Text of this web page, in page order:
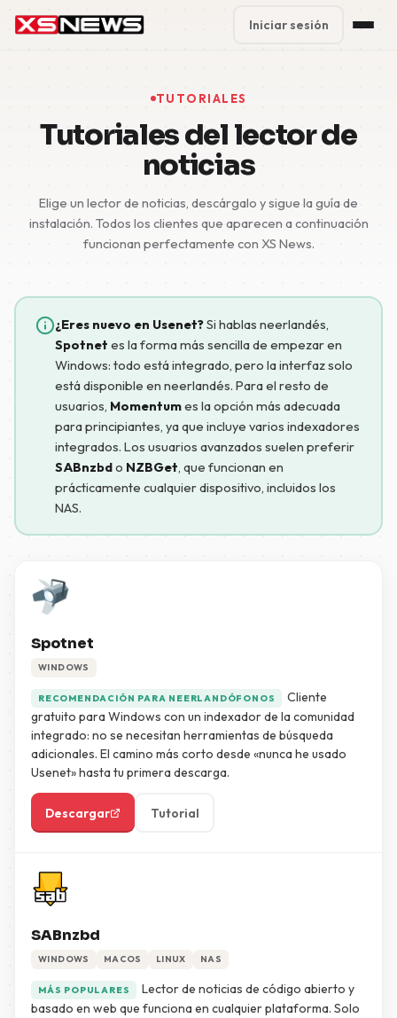
Block Accounts
Contact
5 Day Pass
Iniciar sesión
TUTORIALES
Tutoriales del lector de
noticias
Elige un lector de noticias, descárgalo y sigue la guía de
instalación. Todos los clientes que aparecen a continuación
funcionan perfectamente con XS News.
¿Eres nuevo en Usenet?Si hablas neerlandés,
Spotnet es la forma más sencilla de empezar en
Windows: todo está integrado, pero la interfaz solo
está disponible en neerlandés. Para el resto de
usuarios, Momentumes la opción más adecuada
para principiantes, ya que incluye varios indexadores
integrados. Los usuarios avanzados suelen preferir
SABnzbdo NZBGet, que funcionan en
prácticamente cualquier dispositivo, incluidos los
NAS.
Spotnet
WINDOWS
RECOMENDACIÓN PARA NEERLANDÓFONOS
Cliente
gratuito para Windows con un indexador de la comunidad
integrado: no se necesitan herramientas de búsqueda
adicionales. El camino más corto desde «nunca he usado
Usenet» hasta tu primera descarga.
Descargar Tutorial
SABnzbd
WINDOWS MACOS LINUX NAS
MÁS POPULARES
Lector de noticias de código abierto y
basado en web que funciona en cualquier plataforma. Solo